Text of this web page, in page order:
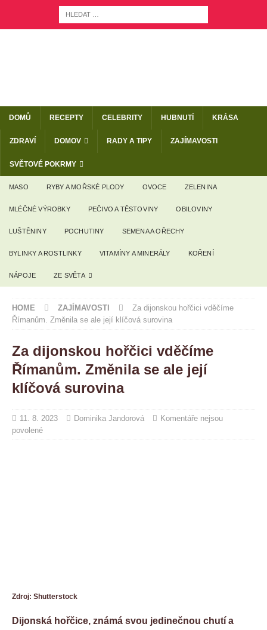
DOMŮ RECEPTY CELEBRITY HUBNUTÍ KRÁSA
ZDRAVÍ DOMOV RADY A TIPY ZAJÍMAVOSTI
SVĚTOVÉ POKRMY
MASO RYBY A MOŘSKÉ PLODY OVOCE ZELENINA
MLÉČNÉ VÝROBKY PEČIVO A TĚSTOVINY OBILOVINY
LUŠTĚNINY POCHUTINY SEMENA A OŘECHY
BYLINKY A ROSTLINKY VITAMÍNY A MINERÁLY KOŘENÍ
NÁPOJE ZE SVĚTA
HOME ZAJÍMAVOSTI
Za dijonskou hořčici vděčíme
Římanům. Změnila se ale její klíčová surovina
Za dijonskou hořčici vděčíme
Římanům. Změnila se ale její
klíčová surovina
11. 8. 2023 Dominika Jandorová
Komentáře nejsou
povolené
Zdroj: Shutterstock
Dijonská hořčice, známá svou jedinečnou chutí a